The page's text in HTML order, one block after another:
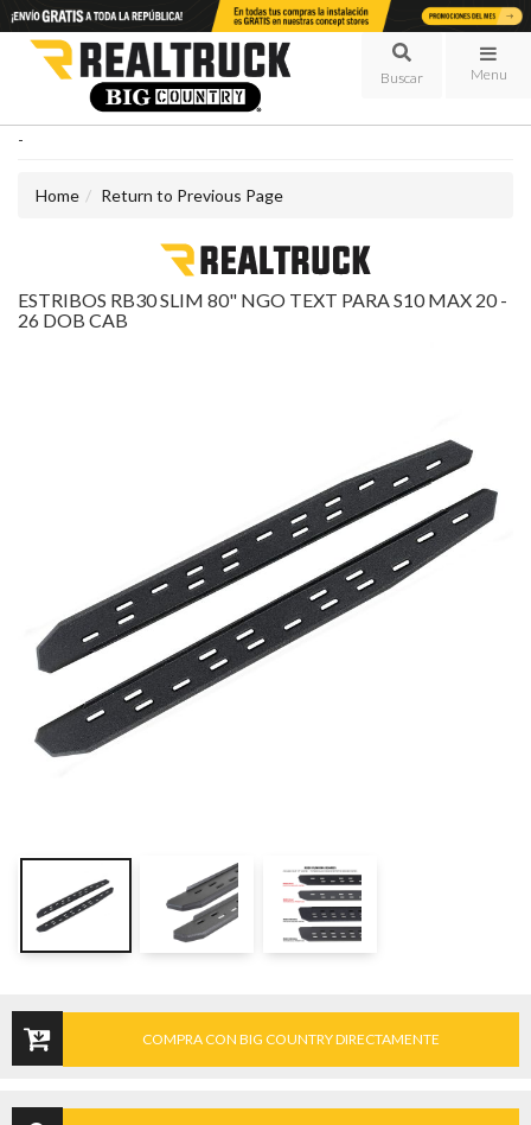
Menu
-
Home Return to Previous Page
ESTRIBOS RB30 SLIM 80" NGO TEXT PARA S10 MAX 20 -
26 DOB CAB
COMPRA CON BIG COUNTRY DIRECTAMENTE